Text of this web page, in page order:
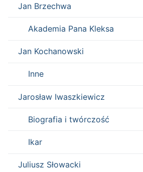
Jan Brzechwa
Akademia Pana Kleksa
Jan Kochanowski
Inne
Jarosław Iwaszkiewicz
Biografia i twórczość
Ikar
Juliusz Słowacki